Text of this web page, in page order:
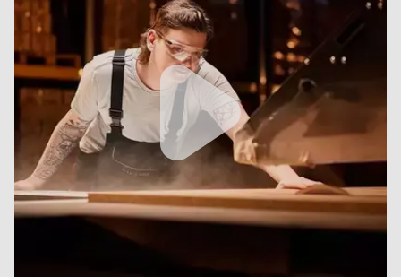
Akusztikus paravánok
Deréktámaszok